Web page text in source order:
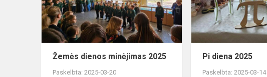
Žemės dienos minėjimas 2025
Paskelbta: 2025-03-20
Pi diena 2025
Paskelbta: 2025-03-14